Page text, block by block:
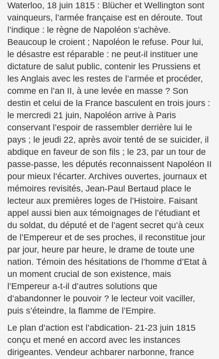
Waterloo, 18 juin 1815 : Blücher et Wellington sont
vainqueurs, l’armée française est en déroute. Tout
l’indique : le règne de Napoléon s’achève.
Beaucoup le croient ; Napoléon le refuse. Pour lui,
le désastre est réparable : ne peut-il instituer une
dictature de salut public, contenir les Prussiens et
les Anglais avec les restes de l’armée et procéder,
comme en l’an II, à une levée en masse ? Son
destin et celui de la France basculent en trois jours :
le mercredi 21 juin, Napoléon arrive à Paris
conservant l’espoir de rassembler derrière lui le
pays ; le jeudi 22, après avoir tenté de se suicider, il
abdique en faveur de son fils ; le 23, par un tour de
passe-passe, les députés reconnaissent Napoléon II
pour mieux l’écarter. Archives ouvertes, journaux et
mémoires revisités, Jean-Paul Bertaud place le
lecteur aux premières loges de l’Histoire. Faisant
appel aussi bien aux témoignages de l’étudiant et
du soldat, du député et de l’agent secret qu’à ceux
de l’Empereur et de ses proches, il reconstitue jour
par jour, heure par heure, le drame de toute une
nation. Témoin des hésitations de l’homme d’Etat à
un moment crucial de son existence, mais
l’Empereur a-t-il d’autres solutions que
d’abandonner le pouvoir ? le lecteur voit vaciller,
puis s’éteindre, la flamme de l’Empire.
Le plan d’action est l’abdication- 21-23 juin 1815
conçu et mené en accord avec les instances
dirigeantes. Vendeur achbarer narbonne, france